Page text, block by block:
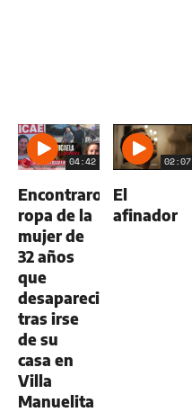
04:42
Encontraron
ropa de la
mujer de
32 años
que
desapareció
tras irse
de su
casa en
Villa
Manuelita
02:07
El
afinador